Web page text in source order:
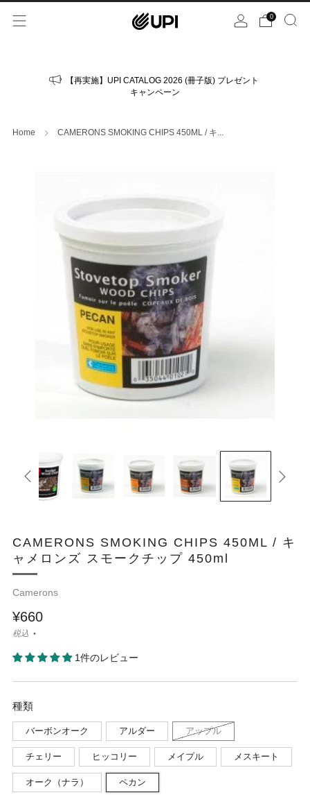
0
【再実施】UPI CATALOG 2026 (冊子版) プレゼント
キャンペーン
Home CAMERONS SMOKING CHIPS 450ML / キ...
CAMERONS SMOKING CHIPS 450ML / キ
ャメロンズ スモークチップ 450ml
Camerons
¥660
税込
1件のレビュー
種類
バーボンオーク アルダー アップル
チェリー ヒッコリー メイプル メスキート
オーク（ナラ） ペカン